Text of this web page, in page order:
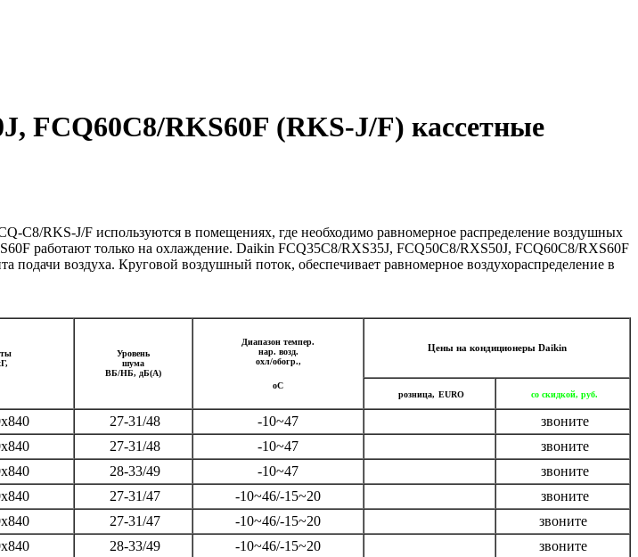
FСQ60C8/RKS60F (RKS-J/F) кассетные
C8/RKS-J/F используются в помещениях, где необходимо равномерное распределение воздушных
работают только на охлаждение. Daikin FCQ35C8/RXS35J, FCQ50C8/RXS50J, FCQ60C8/RXS60F
подачи воздуха. Круговой воздушный поток, обеспечивает равномерное воздухораспределение в
Уровень
шума
ВБ/НБ, дБ(А)
Диапазон темпер.
нар. возд.
охл/обогр.,
оC
Цены на кондиционеры Daikin
розница, EURO со скидкой, руб.
27-31/48 -10~47
звоните
27-31/48 -10~47
звоните
28-33/49 -10~47
звоните
27-31/47 -10~46/-15~20
звоните
27-31/47 -10~46/-15~20
звоните
28-33/49 -10~46/-15~20 звоните